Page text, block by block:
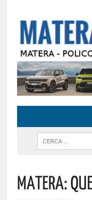
Matera: